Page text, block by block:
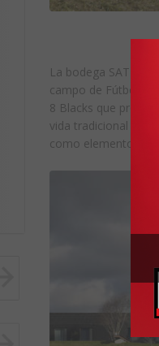
La bodega SAT
campo de Fútbol y
8 Blacks que
vida tradicional en
como elemento